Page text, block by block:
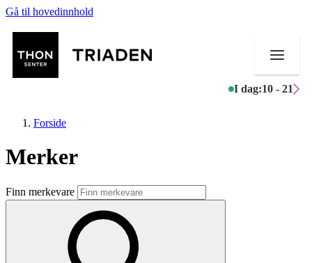
Gå til hovedinnhold
I dag:10 - 21
Butikker
Mat og drikke
Forside
Merker
Finn merkevare